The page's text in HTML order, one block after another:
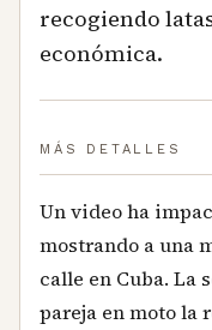
recogiendo
económica.
MÁS DETALLES
Un video ha
mostrando a una
calle en Cuba. La
pareja en moto la